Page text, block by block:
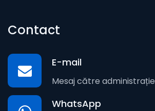
Contact
E-mail
Mesaj către administrație
WhatsApp